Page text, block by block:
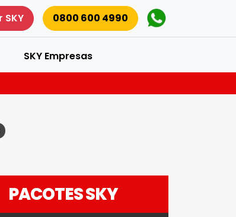
SKY 0800 600 4990
SKY Empresas
PACOTES SKY